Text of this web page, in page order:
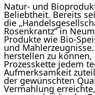
Natur- und
Beliebtheit. Bereits
die
Rosenkrantz“ in
Produkte wie Bio-
und
herstellen zu
Prozesskette jedem
Aufmerksamkeit
der gewünschten
Vermahlung